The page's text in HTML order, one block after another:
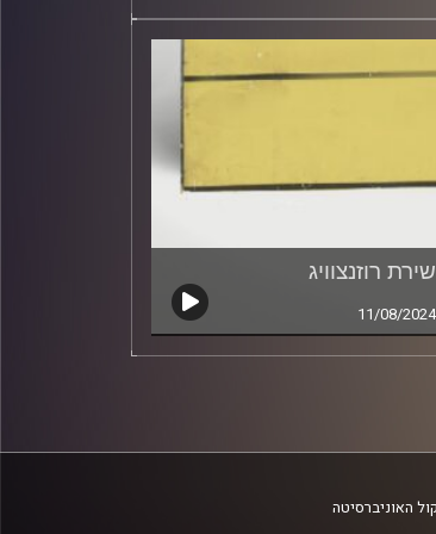
שירת רוזנצוויג
11/08/2024
האוניברסיטה